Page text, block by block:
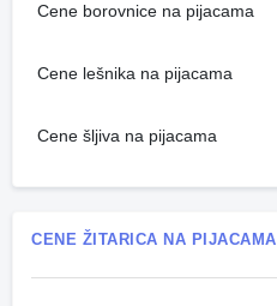
Cene borovnice na pijacama
Cene lešnika na pijacama
Cene šljiva na pijacama
CENE ŽITARICA NA PIJACAMA